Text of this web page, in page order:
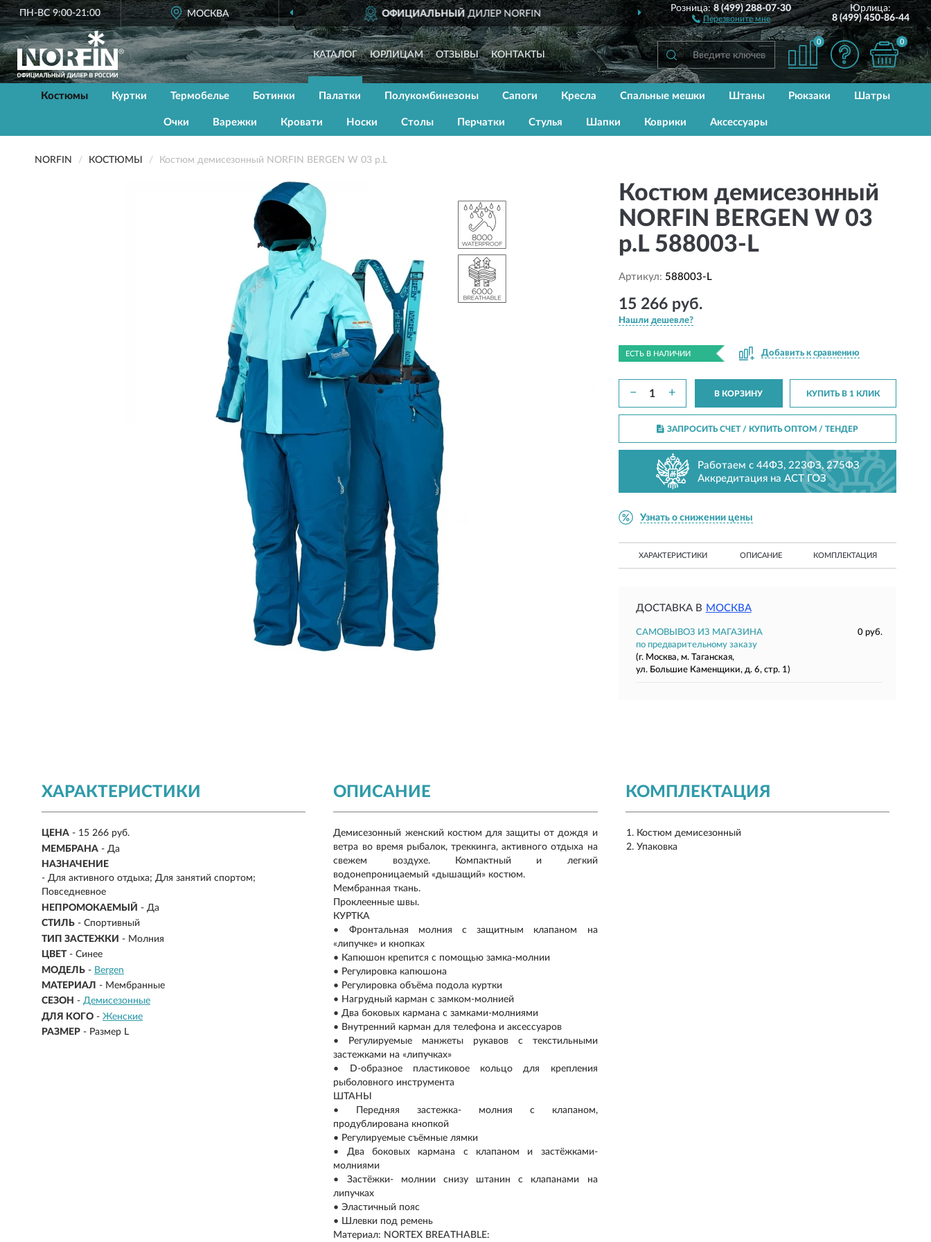
ПН-ВС 9:00-21:00 МОСКВА
ОФИЦИАЛЬНЫЙ ДИЛЕР NORFIN ДОСТАВИМПО ВСЕЙ РОССИИ ДО 2 ЛЕТ
Розница:8 (499) 288-07-30
Перезвоните мне
Юрлица:
8 (499) 450-86-44
КАТАЛОГ ЮРЛИЦАМ ОТЗЫВЫ КОНТАКТЫ
0 0
Костюмы Куртки Термобелье Ботинки Палатки Полукомбинезоны Сапоги Кресла Спальные мешки Штаны Рюкзаки Шатры
Очки Варежки Кровати Носки Столы Перчатки Стулья Шапки Коврики Аксессуары
NORFIN КОСТЮМЫ Костюм демисезонный NORFIN BERGEN W 03 р.L
Костюм демисезонный
NORFIN BERGEN W 03
р.L 588003-L
Артикул: 588003-L
15 266 руб.
Нашли дешевле?
ЕСТЬ В НАЛИЧИИ Добавить к сравнению
− + В КОРЗИНУ КУПИТЬ В 1 КЛИК
ЗАПРОСИТЬ СЧЕТ / КУПИТЬ ОПТОМ/ ТЕНДЕР
Работаем с 44ФЗ, 223ФЗ, 275ФЗ
Аккредитация на АСТ ГОЗ
Узнать о снижении цены
ХАРАКТЕРИСТИКИ ОПИСАНИЕ КОМПЛЕКТАЦИЯ
ДОСТАВКА В МОСКВА
САМОВЫВОЗ ИЗ МАГАЗИНА
0 руб.
по предварительному заказу
(г. Москва, м. Таганская,
ул. Большие Каменщики, д. 6, стр. 1)
ХАРАКТЕРИСТИКИ
ЦЕНА - 15 266 руб.
МЕМБРАНА - Да
НАЗНАЧЕНИЕ
- Для активного отдыха; Для занятий спортом;
Повседневное
НЕПРОМОКАЕМЫЙ - Да
СТИЛЬ - Спортивный
ТИП ЗАСТЕЖКИ - Молния
ЦВЕТ - Синее
МОДЕЛЬ - Bergen
МАТЕРИАЛ - Мембранные
СЕЗОН - Демисезонные
ДЛЯ КОГО - Женские
РАЗМЕР - Размер L
КОМПЛЕКТАЦИЯ
Костюм демисезонный
Упаковка
ОПИСАНИЕ
Демисезонный женский костюм для защиты от дождя и
ветра во время рыбалок, треккинга, активного отдыха на
свежем воздухе. Компактный и легкий
водонепроницаемый «дышащий» костюм.
Мембранная ткань.
Проклеенные швы.
КУРТКА
• Фронтальная молния с защитным клапаном на
«липучке» и кнопках
• Капюшон крепится с помощью замка-молнии
• Регулировка капюшона
• Регулировка объёма подола куртки
• Нагрудный карман с замком-молнией
• Два боковых кармана с замками-молниями
• Внутренний карман для телефона и аксессуаров
• Регулируемые манжеты рукавов с текстильными
застежками на «липучках»
• D-образное пластиковое кольцо для крепления
рыболовного инструмента
ШТАНЫ
• Передняя застежка- молния с клапаном,
продублирована кнопкой
• Регулируемые съёмные лямки
• Два боковых кармана с клапаном и застёжками-
молниями
• Застёжки- молнии снизу штанин с клапанами на
липучках
• Эластичный пояс
• Шлевки под ремень
Материал: NORTEX BREATHABLE: